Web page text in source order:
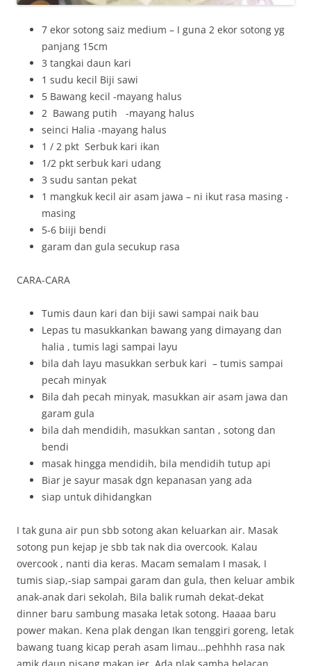
7 ekor sotong saiz medium – I guna 2 ekor sotong yg
panjang 15cm
3 tangkai daun kari
1 sudu kecil Biji sawi
5 Bawang kecil -mayang halus
2 Bawang putih -mayang halus
seinci Halia -mayang halus
1 / 2 pkt Serbuk kari ikan
1/2 pkt serbuk kari udang
3 sudu santan pekat
1 mangkuk kecil air asam jawa – ni ikut rasa masing -
masing
5-6 biiji bendi
garam dan gula secukup rasa
CARA-CARA
Tumis daun kari dan biji sawi sampai naik bau
Lepas tu masukkankan bawang yang dimayang dan
halia , tumis lagi sampai layu
bila dah layu masukkan serbuk kari – tumis sampai
pecah minyak
Bila dah pecah minyak, masukkan air asam jawa dan
garam gula
bila dah mendidih, masukkan santan , sotong dan
bendi
masak hingga mendidih, bila mendidih tutup api
Biar je sayur masak dgn kepanasan yang ada
siap untuk dihidangkan
I tak guna air pun sbb sotong akan keluarkan air. Masak
sotong pun kejap je sbb tak nak dia overcook. Kalau
overcook , nanti dia keras. Macam semalam I masak, I
tumis siap,-siap sampai garam dan gula, then keluar ambik
anak-anak dari sekolah, Bila balik rumah dekat-dekat
dinner baru sambung masaka letak sotong. Haaaa baru
power makan. Kena plak dengan Ikan tenggiri goreng, letak
bawang tuang kicap perah asam limau…pehhhh rasa nak
amik daun pisang makan jer. Ada plak samba belacan